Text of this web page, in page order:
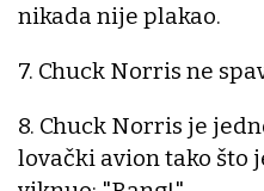
nikada nije plakao.
7. Chuck Norris ne
8. Chuck Norris je
lovački avion tako što